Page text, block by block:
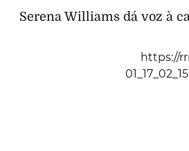
Serena Williams dá voz à
https://